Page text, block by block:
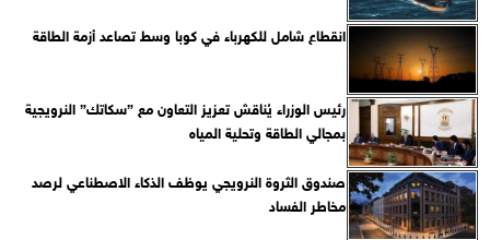
انقطاع شامل للكهرباء في كوبا وسط تصاعد أزمة الطاقة
رئيس الوزراء يُناقش تعزيز التعاون مع ”سكاتك” النرويجية
بمجالي الطاقة وتحلية المياه
صندوق الثروة النرويجي يوظف الذكاء الاصطناعي لرصد
مخاطر الفساد